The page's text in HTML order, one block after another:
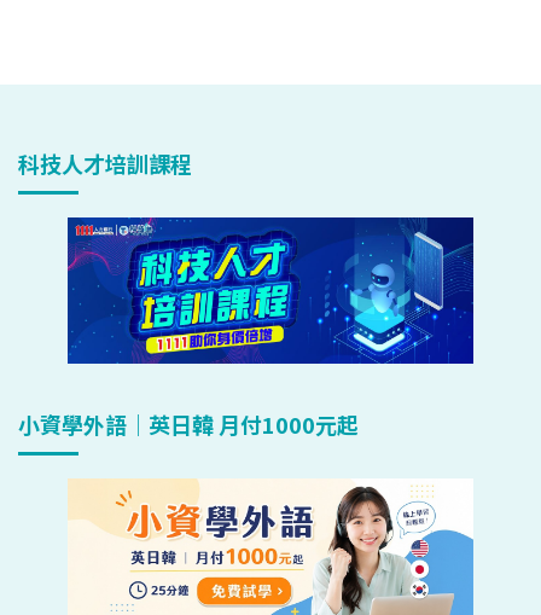
科技人才培訓課程
小資學外語｜英日韓 月付1000元起